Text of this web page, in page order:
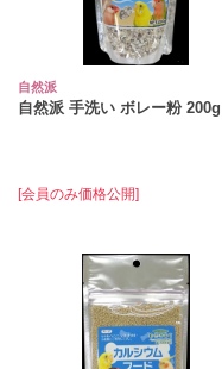
自然派
自然派 手洗い ボレー粉 200g
[会員のみ価格公開]